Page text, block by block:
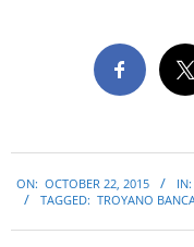
10-
ON: OCTOBER 22, 2015 IN:
TAGGED: TROYANO